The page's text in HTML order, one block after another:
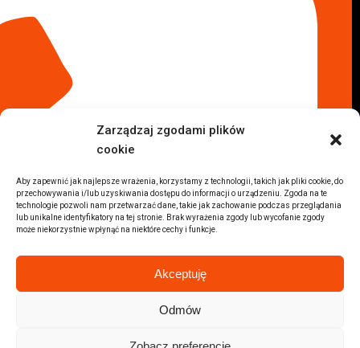
Zarządzaj zgodami plików
cookie
Aby zapewnić jak najlepsze wrażenia, korzystamy z technologii, takich jak pliki cookie, do
przechowywania i/lub uzyskiwania dostępu do informacji o urządzeniu. Zgoda na te
technologie pozwoli nam przetwarzać dane, takie jak zachowanie podczas przeglądania
lub unikalne identyfikatory na tej stronie. Brak wyrażenia zgody lub wycofanie zgody
może niekorzystnie wpłynąć na niektóre cechy i funkcje.
Akceptuję
Odmów
Komis samochodowy Radom
Komis samochodowy Płock
Komis samochodowy Opole
Komis samochodowy Lublin
Komis samochodowy Sochaczew
Inne Lokalizacje
Auta z USA Rzeszów
Auta z USA Białystok
Auta z USA Kraków
Marki samochodów
Sprzedam BMW
Wszystkie marki samochodów